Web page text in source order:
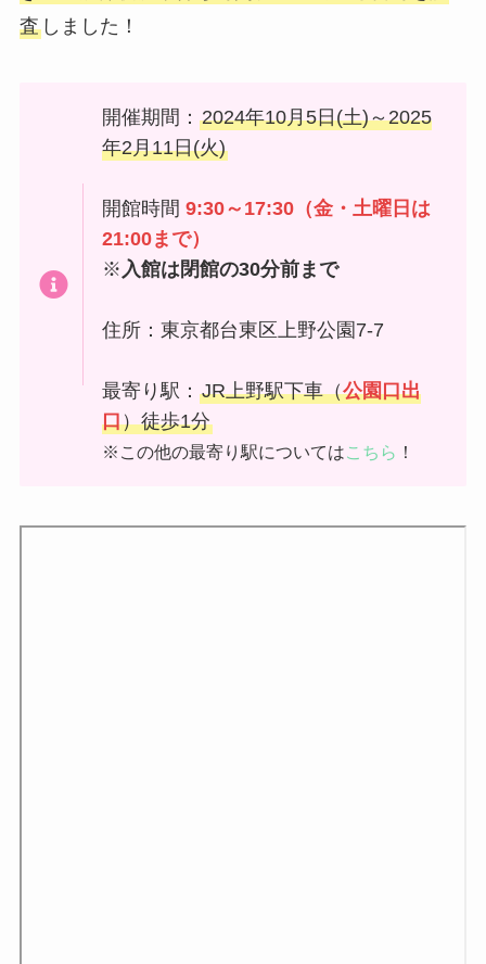
査しました！
開催期間：2024年10月5日(土)～2025
年2月11日(火)
開館時間9:30～17:30（金・土曜日は
21:00まで）
※ 入館は閉館の30分前まで
住所：東京都台東区上野公園7-7
最寄り駅：JR上野駅下車（公園口出
口）徒歩1分
※この他の最寄り駅についてはこちら ！